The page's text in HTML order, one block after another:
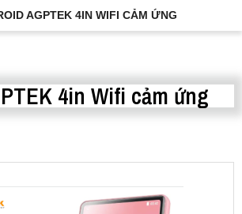
AGPTEK 4IN WIFI CẢM ỨNG
4in Wifi cảm ứng